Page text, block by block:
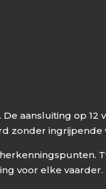
aansluiting op 12
zonder ingrijpende
voor elke vaarder.